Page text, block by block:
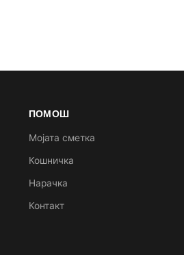
ПОМОШ
Мојата сметка
Кошничка
Нарачка
Контакт